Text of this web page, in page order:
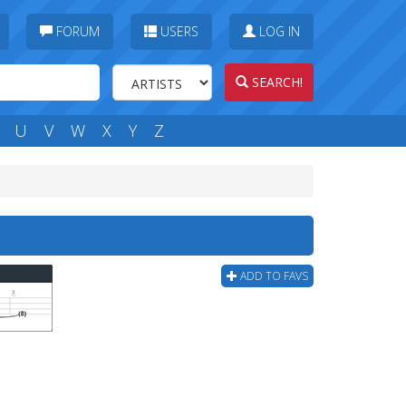
FORUM USERS LOG IN
SEARCH!
U V W X Y Z
ADD TO FAVS